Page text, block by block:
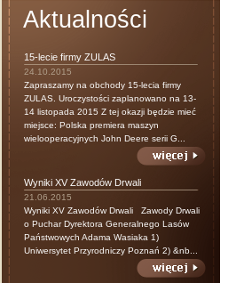
Aktualności
15-lecie firmy ZULAS
24.10.2015
Zapraszamy na obchody 15-lecia firmy
ZULAS. Uroczystości zaplanowano na 13-
14 listopada 2015 Z tej okazji będzie mieć
miejsce: Polska premiera maszyn
wielooperacyjnych John Deere serii G...
Wyniki XV Zawodów Drwali
21.06.2015
Wyniki XV Zawodów Drwali Zawody Drwali
o Puchar Dyrektora Generalnego Lasów
Państwowych Adama Wasiaka 1)
Uniwersytet Przyrodniczy Poznań 2) &nb...